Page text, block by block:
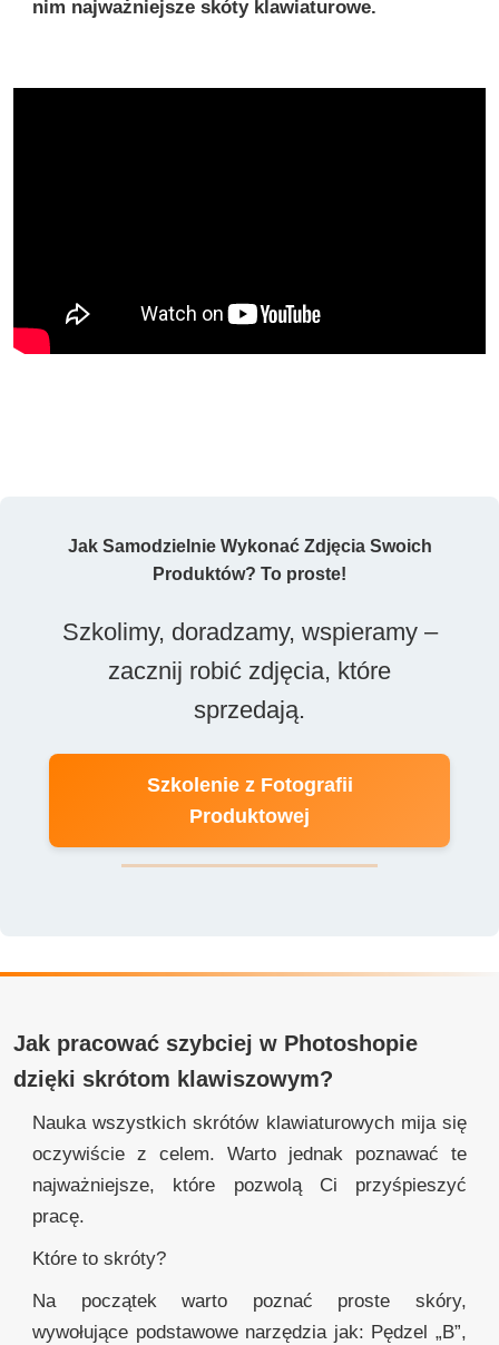
nim najważniejsze skóty klawiaturowe.
Jak Samodzielnie Wykonać Zdjęcia Swoich
Produktów? To proste!
Szkolimy, doradzamy, wspieramy –
zacznij robić zdjęcia, które
sprzedają.
Szkolenie z Fotografii
Produktowej
Jak pracować szybciej w Photoshopie
dzięki skrótom klawiszowym?
Nauka wszystkich skrótów klawiaturowych mija się
oczywiście z celem. Warto jednak poznawać te
najważniejsze, które pozwolą Ci przyśpieszyć
pracę.
Które to skróty?
Na początek warto poznać proste skóry,
wywołujące podstawowe narzędzia jak: Pędzel „B”,